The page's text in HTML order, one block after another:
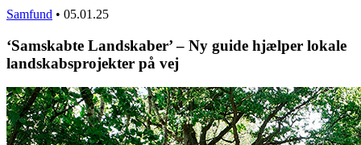
Samfund • 05.01.25
‘Samskabte Landskaber’ – Ny guide hjælper lokale
landskabsprojekter på vej